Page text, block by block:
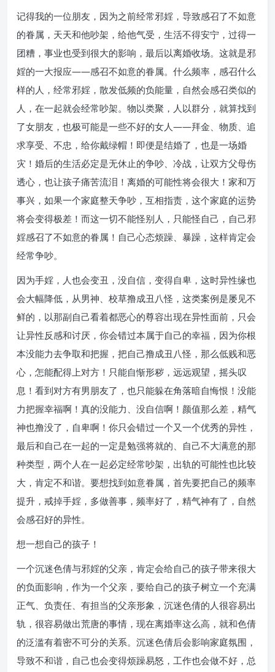
记得我的一位朋友，因为之前经常邪婬，导致感召了不如意
的眷属，天天和他吵架，给他气受，生活不得安宁，过得一
团糟，事业也受到很大的影响，最后以离婚收场。这就是邪
婬的一大报应——感召不如意的眷属。什么频率，感召什么
样的人，经常邪婬，散发低频的负能量，自然会感召类似的
人，在一起就会经常吵架。物以类聚，人以群分，就算找到
了女朋友，也极可能是一些不好的女人——拜金、物质、追
求享受、不忠，给你戴绿帽！即便是结婚了，也是一场婚
灾！婚后的生活必定是无休止的争吵、冷战，让双方父母伤
透心，也让孩子痛苦流泪！离婚的可能性将会很大！家和万
事兴，如果一个家庭整天争吵，互相指责，这个家庭的运势
将会变得极差！而这一切不能怪别人，只能怪自己，自己邪
婬感召了不如意的眷属！自己心态烦躁、暴躁，这样肯定会
经常争吵。
因为手婬，人也会变丑，没自信，变得自卑，这时异性缘也
会大幅降低，从男神、校草撸成丑八怪，这类案例是屡见不
鲜的，以那副自己看着都恶心的尊容出现在异性面前，只会
让异性反感和讨厌，你会错过本属于自己的幸福，因为你根
本没能力去争取和把握，把自己撸成丑八怪，那么低贱和恶
心，怎能配得上对方！只能自惭形秽，远远观望，摇头叹
息！看到对方有男朋友了，也只能躲在角落暗自悔恨！没能
力把握幸福啊！真的没能力、没自信啊！颜值那么差，精气
神也撸没了，自卑啊！你只会错过一个又一个优秀的异性，
最后和自己在一起的一定是勉强将就的、自己不大满意的那
种类型，两个人在一起必定经常吵架，出轨的可能性也比较
大，肯定不和谐。要想找到如意眷属，首先要把自己的频率
提升，戒掉手婬，多做善事，频率好了，精气神有了，自然
会感召好的异性。
想一想自己的孩子！
一个沉迷色倩与邪婬的父亲，肯定会给自己的孩子带来很大
的负面影响，作为一个父亲，要给自己的孩子树立一个充满
正气、负责任、有担当的父亲形象，沉迷色倩的人很容易出
轨，很容易做出荒唐的事情，现在离婚率这么高，就和色倩
的泛滥有着密不可分的关系。沉迷色倩后会影响家庭氛围，
导致不和谐，自己也会变得烦躁易怒，工作也会做不好，总